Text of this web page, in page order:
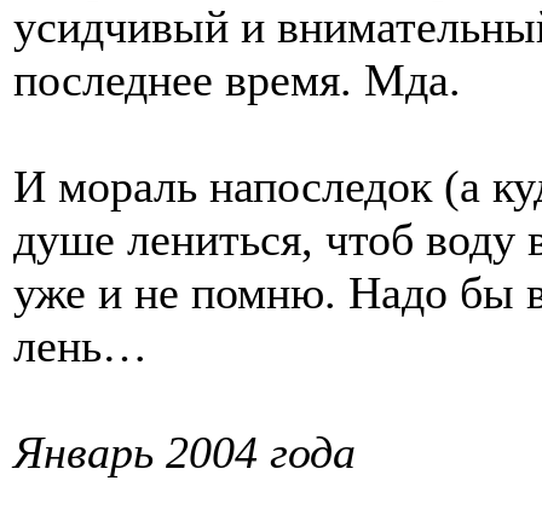
усидчивый и
последнее время. Мда.
И мораль напоследок (а
душе лениться, чтоб
уже и не помню. Надо бы
лень…
Январь 2004 года